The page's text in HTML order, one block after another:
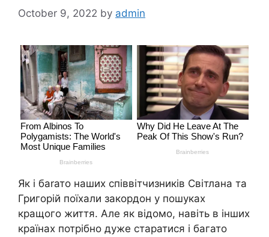
October 9, 2022 by admin
Як і баrато наших співвітчизників Світлана та
Григорій поїхали закордон у пошуках
кращого життя. Але як відомо, навіть в інших
країнах потрібно дуже старатися і багато